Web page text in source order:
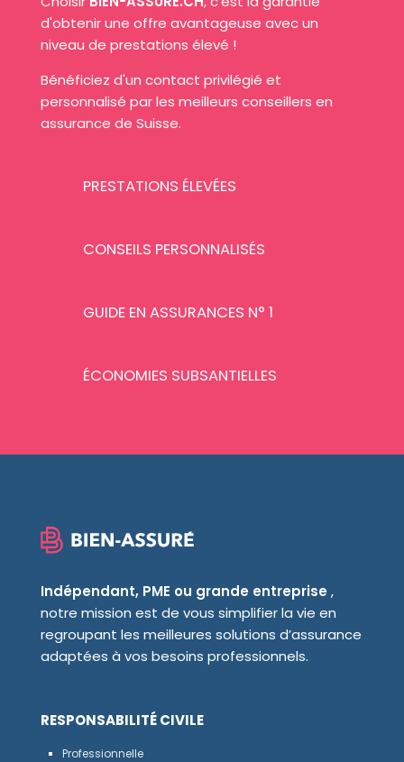
d'obtenir une offre avantageuse avec un
niveau de prestations élevé !
Bénéficiez d'un contact privilégié et
personnalisé par les meilleurs conseillers en
assurance de Suisse.
PRESTATIONS ÉLEVÉES
CONSEILS PERSONNALISÉS
GUIDE EN ASSURANCES N° 1
ÉCONOMIES SUBSANTIELLES
Indépendant, PME ou grande entreprise ,
notre mission est de vous simplifier la vie en
regroupant les meilleures solutions d’assurance
adaptées à vos besoins professionnels.
RESPONSABILITÉ CIVILE
Professionnelle